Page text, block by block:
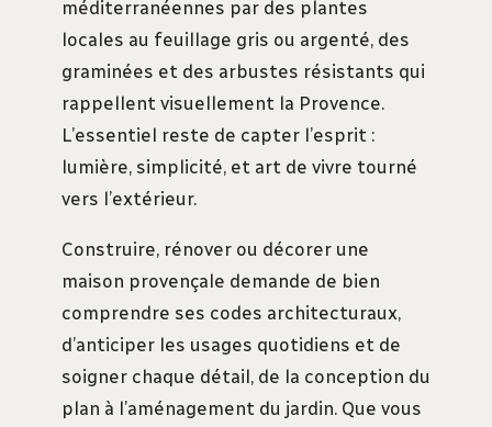
méditerranéennes par des plantes
locales au feuillage gris ou argenté, des
graminées et des arbustes résistants qui
rappellent visuellement la Provence.
L’essentiel reste de capter l’esprit :
lumière, simplicité, et art de vivre tourné
vers l’extérieur.
Construire, rénover ou décorer une
maison provençale demande de bien
comprendre ses codes architecturaux,
d’anticiper les usages quotidiens et de
soigner chaque détail, de la conception du
plan à l’aménagement du jardin. Que vous